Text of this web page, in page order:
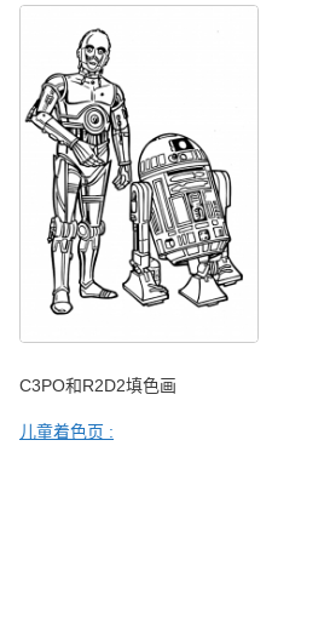
C3PO和R2D2填色画
儿童着色页 :